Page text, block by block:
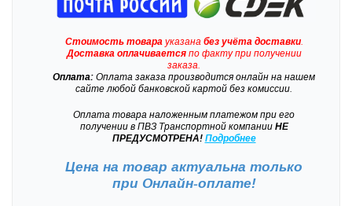
Стоимость товарауказана без учёта доставки.
Доставкаоплачиваетсяпо факту при получении
заказа.
Оплата: Оплата заказа производится онлайн на нашем
сайте любой банковской картой без комиссии.
Оплата товара наложенным платежом при его
получении в ПВЗ Транспортной компанииНЕ
ПРЕДУСМОТРЕНА! Подробнее
Цена на товар актуальна только
при Онлайн-оплате!